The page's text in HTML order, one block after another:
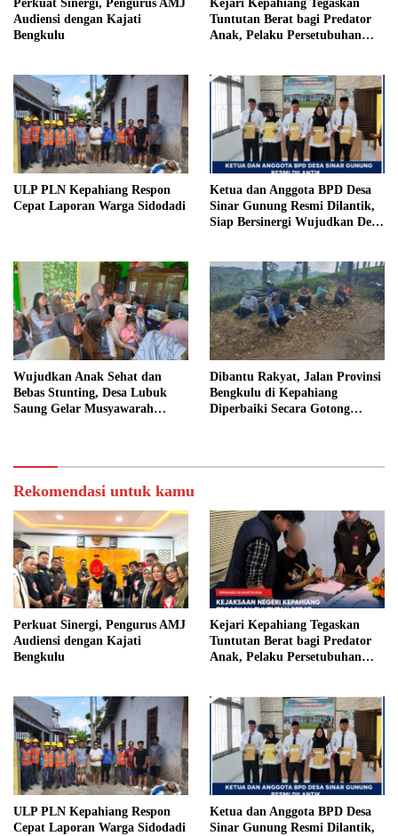
Perkuat Sinergi, Pengurus AMJ
Audiensi dengan Kajati
Bengkulu
Kejari Kepahiang Tegaskan
Tuntutan Berat bagi Predator
Anak, Pelaku Persetubuhan
Penjara
ULP PLN Kepahiang Respon
Cepat Laporan Warga Sidodadi
Ketua dan Anggota BPD Desa
Sinar Gunung Resmi Dilantik,
Siap Bersinergi Wujudkan Desa
Wujudkan Anak Sehat dan
Bebas Stunting, Desa Lubuk
Saung Gelar Musyawarah
Dibantu Rakyat, Jalan Provinsi
Bengkulu di Kepahiang
Diperbaiki Secara Gotong
Rekomendasi untuk kamu
Perkuat Sinergi, Pengurus AMJ
Audiensi dengan Kajati
Bengkulu
Kejari Kepahiang Tegaskan
Tuntutan Berat bagi Predator
Anak, Pelaku Persetubuhan
Penjara
ULP PLN Kepahiang Respon
Cepat Laporan Warga Sidodadi
Ketua dan Anggota BPD Desa
Sinar Gunung Resmi Dilantik,